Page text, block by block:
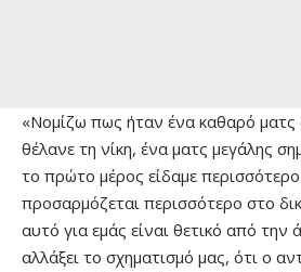
«Νομίζω πως ήταν ένα καθαρό
θέλανε τη νίκη, ένα ματς μεγάλης
το πρώτο μέρος είδαμε
προσαρμόζεται περισσότερο στο
αυτό για εμάς είναι θετικό από
αλλάξει το σχηματισμό μας, ότι ο